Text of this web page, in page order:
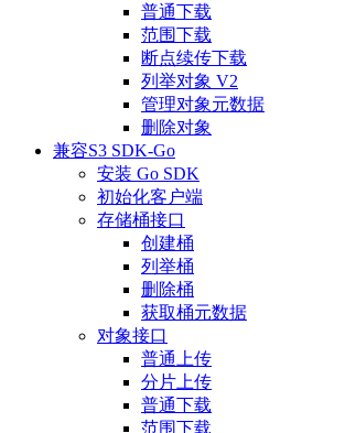
普通下载
范围下载
断点续传下载
列举对象 V2
管理对象元数据
删除对象
兼容S3 SDK-Go
安装 Go SDK
初始化客户端
存储桶接口
创建桶
列举桶
删除桶
获取桶元数据
对象接口
普通上传
分片上传
普通下载
范围下载